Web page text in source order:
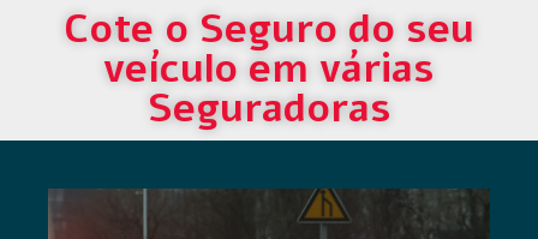
Cote o Seguro do seu
veículo em várias
Seguradoras